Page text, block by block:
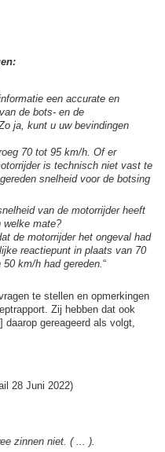
een accurate en
de bots- en de
ja, kunt u uw bevindingen
70 tot 95 km/h. Of er
is technisch niet vast te
snelheid voor de botsing
van de motorrijder heeft
welke mate?
de motorrijder het ongeval had
reactiepunt in plaats van 70
km/h had gereden.“
te stellen en opmerkingen
Zij hebben dat ook
gereageerd als volgt,
28 Juni 2022)
zinnen niet. ( ... ).